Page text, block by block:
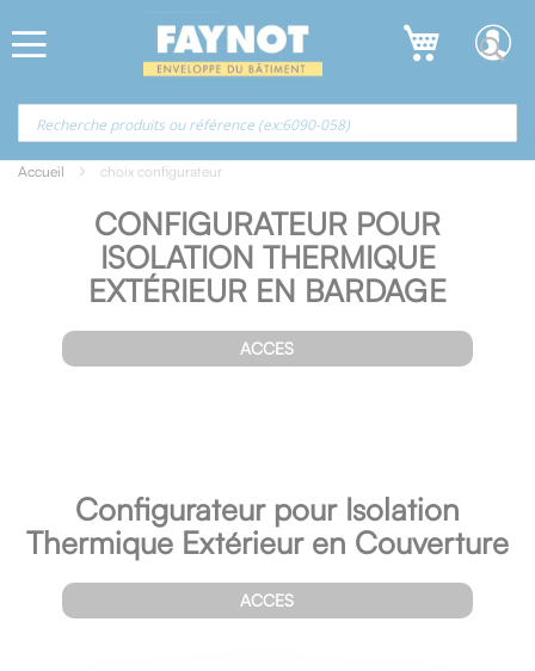
au
contenu
Accueil choix configurateur
CONFIGURATEUR POUR
ISOLATION THERMIQUE
EXTÉRIEUR EN BARDAGE
ACCES
Configurateur pour Isolation
Thermique Extérieur en Couverture
ACCES